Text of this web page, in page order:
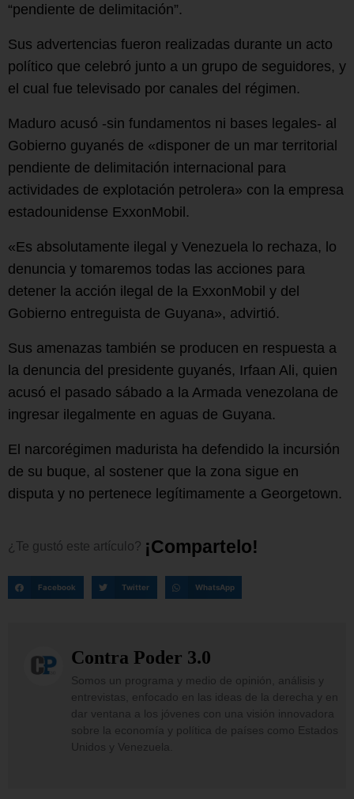
“pendiente de delimitación”.
Sus advertencias fueron realizadas durante un acto
político que celebró junto a un grupo de seguidores, y
el cual fue televisado por canales del régimen.
Maduro acusó -sin fundamentos ni bases legales- al
Gobierno guyanés de «disponer de un mar territorial
pendiente de delimitación internacional para
actividades de explotación petrolera» con la empresa
estadounidense ExxonMobil.
«Es absolutamente ilegal y Venezuela lo rechaza, lo
denuncia y tomaremos todas las acciones para
detener la acción ilegal de la ExxonMobil y del
Gobierno entreguista de Guyana», advirtió.
Sus amenazas también se producen en respuesta a
la denuncia del presidente guyanés, Irfaan Ali, quien
acusó el pasado sábado a la Armada venezolana de
ingresar ilegalmente en aguas de Guyana.
El narcorégimen madurista ha defendido la incursión
de su buque, al sostener que la zona sigue en
disputa y no pertenece legítimamente a Georgetown.
¿Te gustó este artículo? ¡Comparte o!
Facebook Twitter WhatsApp
Contra Poder 3.0
Somos un programa y medio de opinión, análisis y
entrevistas, enfocado en las ideas de la derecha y en
dar ventana a los jóvenes con una visión innovadora
sobre la economía y política de países como Estados
Unidos y Venezuela.